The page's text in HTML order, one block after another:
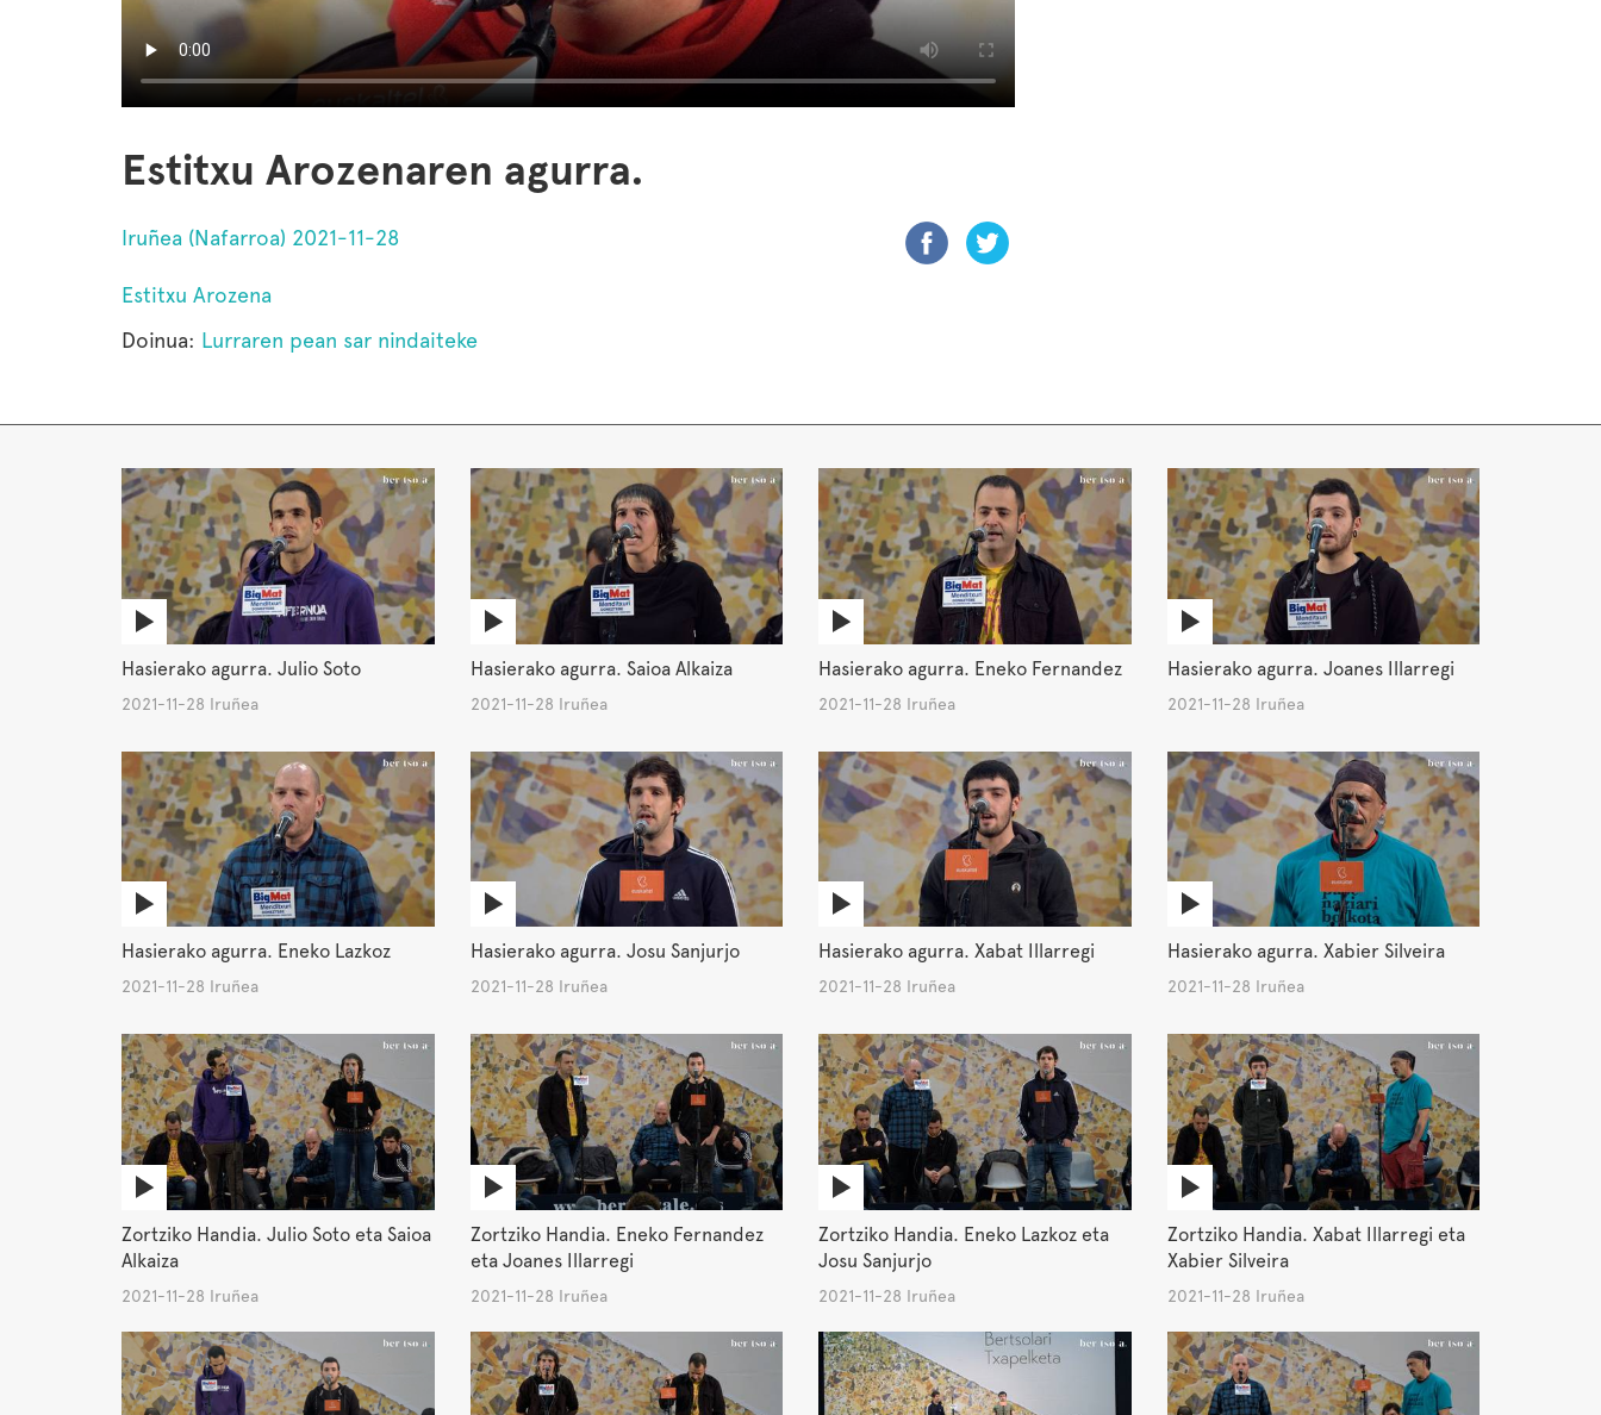
Estitxu Arozenaren agurra.
Iruñea (Nafarroa) 2021-11-28
Estitxu Arozena
Doinua: Lurraren pean sar nindaiteke
Hasierako agurra. Julio Soto
2021-11-28 Iruñea
Hasierako agurra. Saioa Alkaiza
2021-11-28 Iruñea
Hasierako agurra. Eneko Fernandez
2021-11-28 Iruñea
Hasierako agurra. Joanes Illarregi
2021-11-28 Iruñea
Hasierako agurra. Eneko Lazkoz
2021-11-28 Iruñea
Hasierako agurra. Josu Sanjurjo
2021-11-28 Iruñea
Hasierako agurra. Xabat Illarregi
2021-11-28 Iruñea
Hasierako agurra. Xabier Silveira
2021-11-28 Iruñea
Zortziko Handia. Julio Soto eta Saioa
Alkaiza
2021-11-28 Iruñea
Zortziko Handia. Eneko Fernandez
eta Joanes Illarregi
2021-11-28 Iruñea
Zortziko Handia. Eneko Lazkoz eta
Josu Sanjurjo
2021-11-28 Iruñea
Zortziko Handia. Xabat Illarregi eta
Xabier Silveira
2021-11-28 Iruñea